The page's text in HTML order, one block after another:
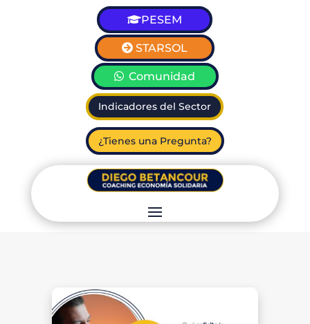
PESEM
STARSOL
Comunidad
Indicadores del Sector
¿Tienes una Pregunta?